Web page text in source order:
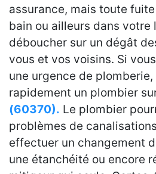
assurance, mais toute
bain ou ailleurs dans votre
déboucher sur un dégât
vous et vos voisins. Si
une urgence de
rapidement un plombier
(60370). Le plombier
problèmes de
effectuer un changement
une étanchéité ou encore